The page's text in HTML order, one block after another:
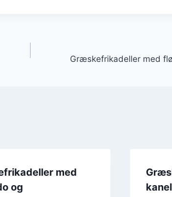
Græskefrikadeller med
med
og